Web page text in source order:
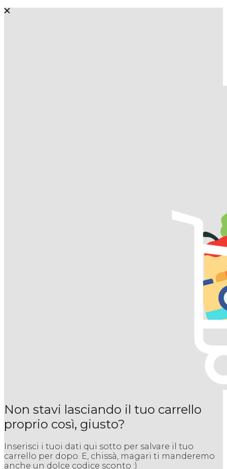
Non stavi lasciando il tuo carrello
proprio così, giusto?
Inserisci i tuoi dati qui sotto per salvare il tuo
carrello per dopo. E, chissà, magari ti manderemo
anche un dolce codice sconto :)